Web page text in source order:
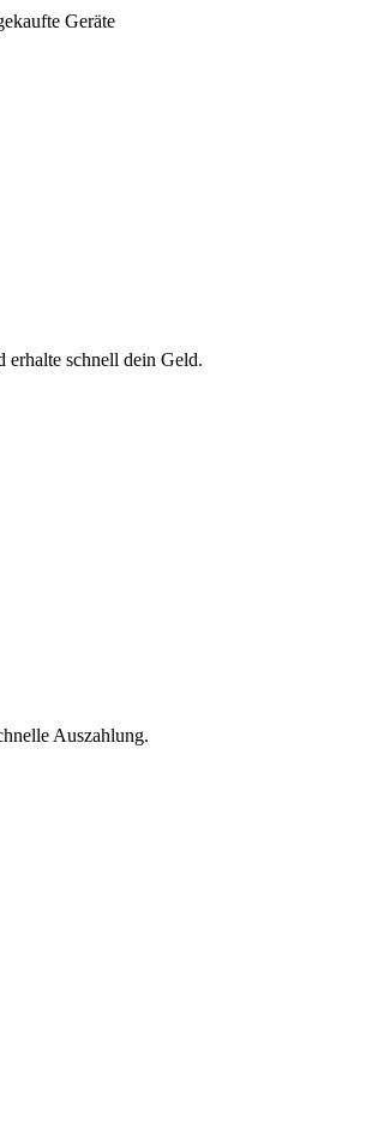
Geräte
erhalte schnell dein Geld.
Auszahlung.